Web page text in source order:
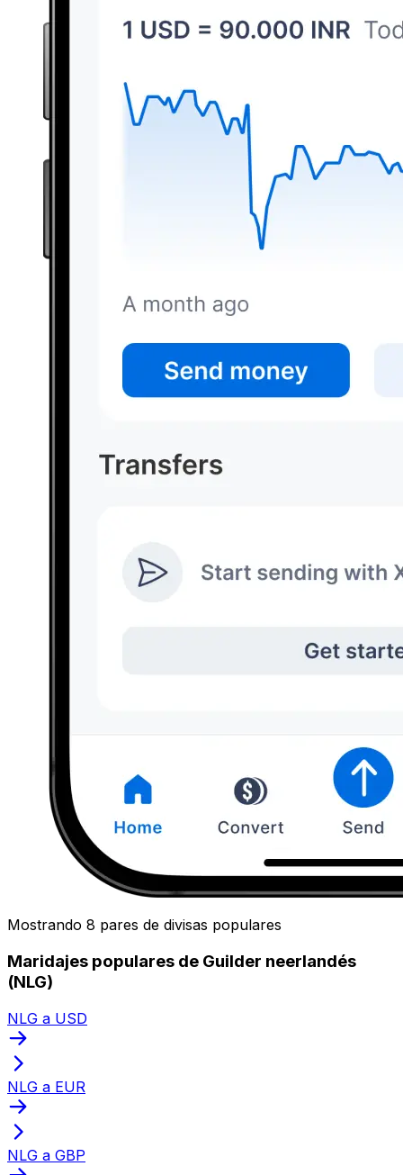
Mostrando 8 pares de divisas populares
Maridajes populares de Guilder neerlandés
(NLG)
NLG a USD
NLG a EUR
NLG a GBP